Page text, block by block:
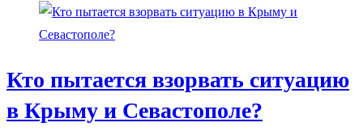
Кто пытается взорвать ситуацию
в Крыму и Севастополе?